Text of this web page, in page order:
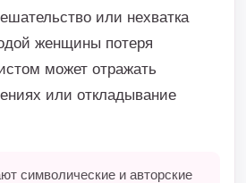
или нехватка
женщины потеря
может отражать
или откладывание
символические и авторские